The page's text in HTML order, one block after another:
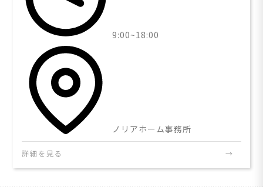
9:00~18:00
ノリアホーム事務所
詳細を見る